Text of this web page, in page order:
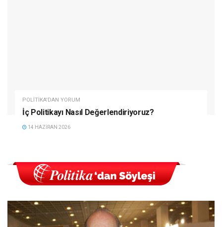
POLITIKA'DAN YORUM
İç Politikayı Nasıl Değerlendiriyoruz?
14 HAZIRAN 2026